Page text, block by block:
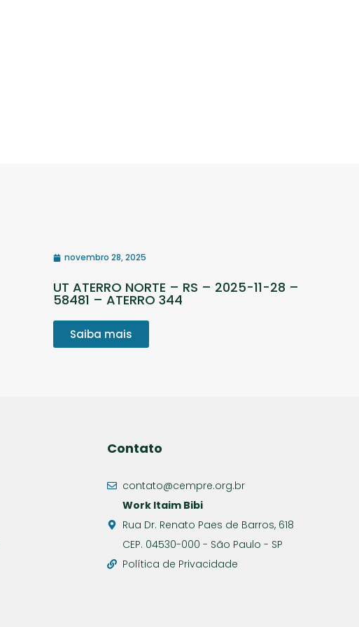
novembro 28, 2025
UT ATERRO NORTE – RS – 2025-11-28 –
58481 – ATERRO 344
Saiba mais
Contato
contato@cempre.org.br
Work Itaim Bibi
Rua Dr. Renato Paes de Barros, 618
CEP. 04530-000 - São Paulo - SP
Política de Privacidade